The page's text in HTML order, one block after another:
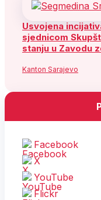
Usvojena
sjednicom
stanju u Zavodu
Kanton Sarajevo
Facebook
X
YouTube
Flickr